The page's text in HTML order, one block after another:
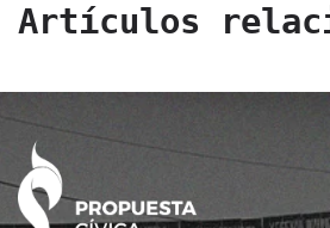
Artículos